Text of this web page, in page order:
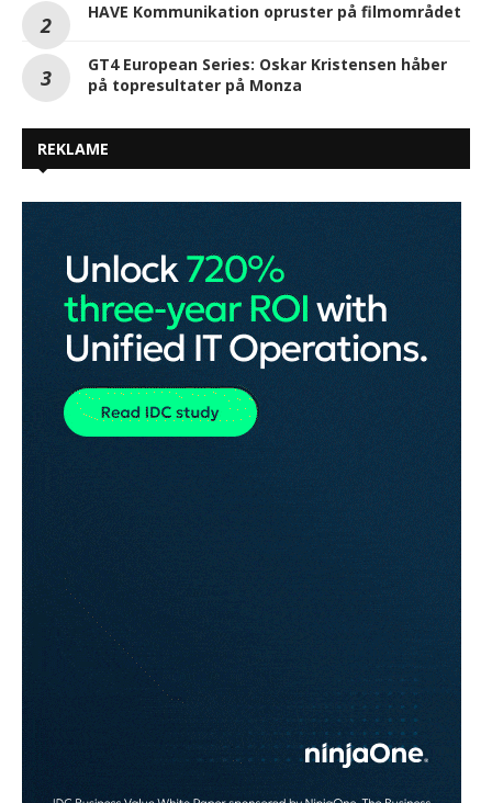
HAVE Kommunikation opruster på filmområdet
GT4 European Series: Oskar Kristensen håber
på topresultater på Monza
REKLAME